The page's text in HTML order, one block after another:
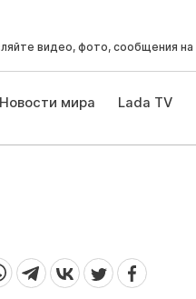
видео, фото, сообщения на
Новости мира Lada TV